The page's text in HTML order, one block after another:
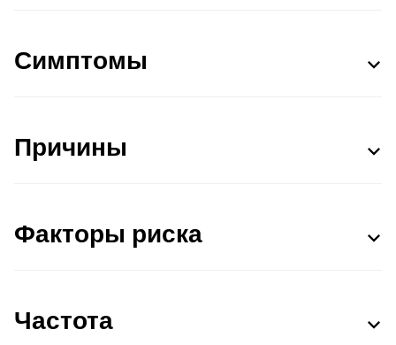
Симптомы
Причины
Факторы риска
Частота